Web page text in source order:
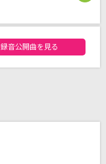
録音公開曲を見る